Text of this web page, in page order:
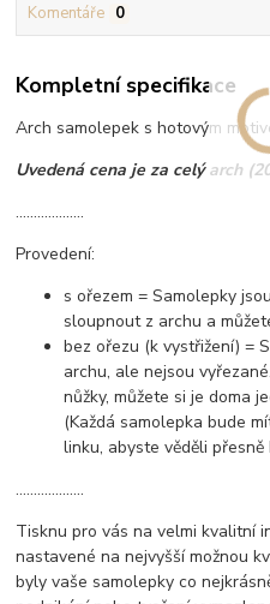
Komentáře 0
Kompletní specifikace
Arch samolepek s hotovým
Uvedená cena je za celý arch
...................
Provedení:
s ořezem = Samolepky
sloupnout z archu a
bez ořezu (k vystřižení) =
archu, ale nejsou
nůžky, můžete si je doma
(Každá samolepka bude
linku, abyste věděli přesně
...................
Tisknu pro vás na velmi kvalitní
nastavené na nejvyšší možnou
byly vaše samolepky co